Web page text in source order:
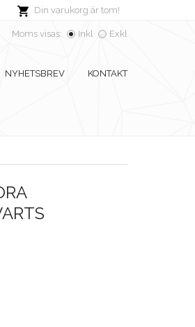
Din varukorg är tom!
Moms visas: Inkl Exkl
NYHETSBREV KONTAKT